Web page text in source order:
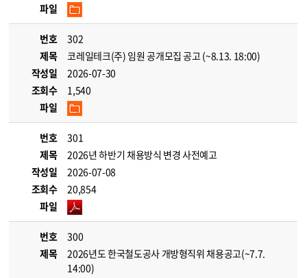
파일
번호
302
제목
코레일테크(주) 임원 공개모집 공고 (~8.13. 18:00)
작성일
2026-07-30
조회수
1,540
파일
번호
301
제목
2026년 하반기 채용방식 변경 사전예고
작성일
2026-07-08
조회수
20,854
파일
번호
300
제목
2026년도 한국철도공사 개방형직위 채용공고(~7.7.
14:00)